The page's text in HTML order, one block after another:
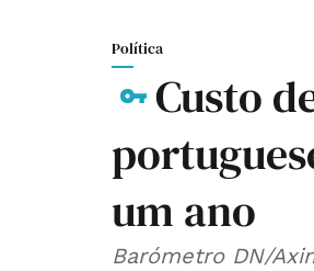
Política
Custo
um ano
Barómetro DN/